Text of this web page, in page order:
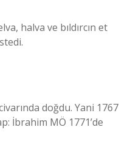
halva ve bıldırcın et
doğdu. Yani 1767
İbrahim MÖ 1771’de